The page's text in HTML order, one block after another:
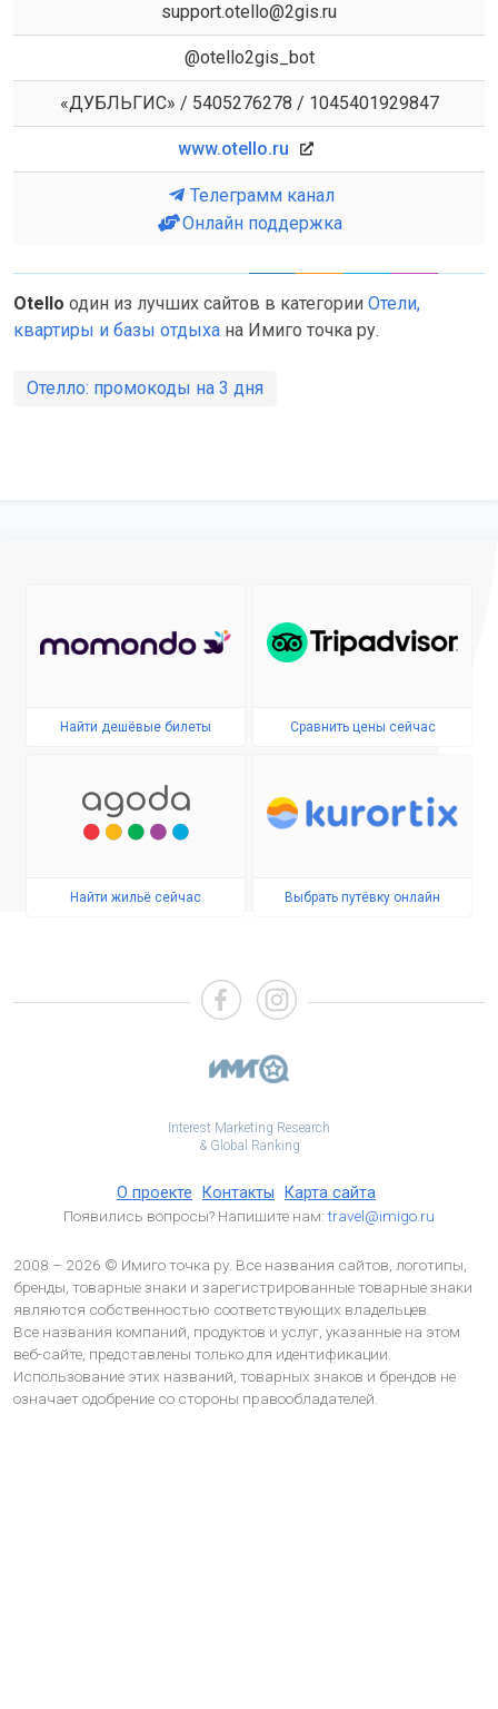
support.otello@2gis.ru
@otello2gis_bot
«ДУБЛЬГИС» / 5405276278 / 1045401929847
www.otello.ru
Телеграмм канал
Онлайн поддержка
Otello один из лучших сайтов в категории Отели,
квартиры и базы отдыха на Имиго точка ру.
Отелло: промокоды на 3 дня
Найти дешёвые билеты Сравнить цены сейчас
Найти жильё сейчас Выбрать путёвку онлайн
Interest Marketing Research
& Global Ranking
О проекте Контакты Карта сайта
Появились вопросы? Напишите нам:travel@imigo.ru
2008 – 2026 © Имиго точка ру. Все названия сайтов, логотипы,
бренды, товарные знаки и зарегистрированные товарные знаки
являются собственностью соответствующих владельцев.
Все названия компаний, продуктов и услуг, указанные на этом
веб-сайте, представлены только для идентификации.
Использование этих названий, товарных знаков и брендов не
означает одобрение со стороны правообладателей.